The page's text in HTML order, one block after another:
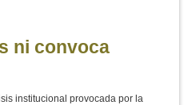
ni convoca
institucional provocada por la